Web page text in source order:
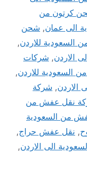
كرتون من
الى عمان, شحن
السعودية للاردن,
الاردن, شركات
السعودية للاردن,
, شركة
نقل عفش من
من السعودية
, نقل عفش حراج,
الى الاردن,